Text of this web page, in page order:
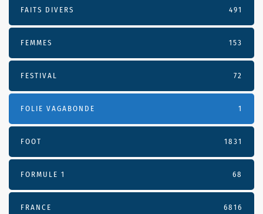
FAITS DIVERS 491
FEMMES 153
FESTIVAL 72
FOLIE VAGABONDE 1
FOOT 1831
FORMULE 1 68
FRANCE 6816